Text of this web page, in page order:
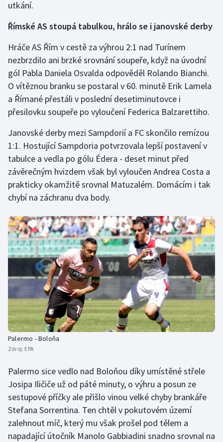
utkání.
Římské AS stoupá tabulkou, hrálo se i janovské derby
Hráče AS Řím v cestě za výhrou 2:1 nad Turínem
nezbrzdilo ani brzké srovnání soupeře, když na úvodní
gól Pabla Daniela Osvalda odpověděl Rolando Bianchi.
O vítěznou branku se postaral v 60. minutě Erik Lamela
a Římané přestáli v poslední desetiminutovce i
přesilovku soupeře po vyloučení Federica Balzarettiho.
Janovské derby mezi Sampdorií a FC skončilo remízou
1:1. Hostující Sampdoria potvrzovala lepší postavení v
tabulce a vedla po gólu Édera - deset minut před
závěrečným hvizdem však byl vyloučen Andrea Costa a
prakticky okamžitě srovnal Matuzalém. Domácím i tak
chybí na záchranu dva body.
Palermo - Boloňa
Zdroj: EPA
Palermo sice vedlo nad Boloňou díky umístěné střele
Josipa Iličiče už od páté minuty, o výhru a posun ze
sestupové příčky ale přišlo vinou velké chyby brankáře
Stefana Sorrentina. Ten chtěl v pokutovém území
zalehnout míč, který mu však prošel pod tělem a
napadající útočník Manolo Gabbiadini snadno srovnal na